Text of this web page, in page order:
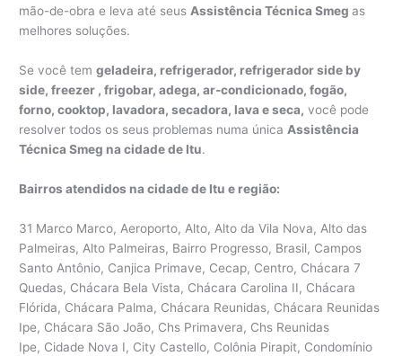
mão-de-obra e leva até seusAssistência Técnica Smegas
melhores soluções.
Se você temgeladeira, refrigerador, refrigerador side by
side, freezer , frigobar, adega, ar-condicionado, fogão,
forno, cooktop, lavadora, secadora, lava e seca, você pode
resolver todos os seus problemas numa única Assistência
Técnica Smeg na cidade de Itu.
Bairros atendidos na cidade de Itu e região:
31 Marco Marco, Aeroporto, Alto, Alto da Vila Nova, Alto das
Palmeiras, Alto Palmeiras, Bairro Progresso, Brasil, Campos
Santo Antônio, Canjica Primave, Cecap, Centro, Chácara 7
Quedas, Chácara Bela Vista, Chácara Carolina II, Chácara
Flórida, Chácara Palma, Chácara Reunidas, Chácara Reunidas
Ipe, Chácara São João, Chs Primavera, Chs Reunidas
Ipe, Cidade Nova I, City Castello, Colônia Pirapit, Condomínio